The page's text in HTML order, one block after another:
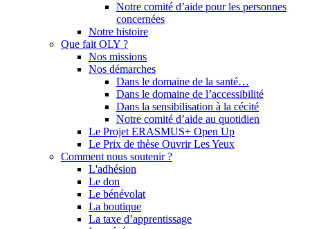
Notre comité d’aide pour les personnes
concernées
Notre histoire
Que fait OLY ?
Nos missions
Nos démarches
Dans le domaine de la santé…
Dans le domaine de l’accessibilité
Dans la sensibilisation à la cécité
Notre comité d’aide au quotidien
Le Projet ERASMUS+ Open Up
Le Prix de thèse Ouvrir Les Yeux
Comment nous soutenir ?
L'adhésion
Le don
Le bénévolat
La boutique
La taxe d’apprentissage